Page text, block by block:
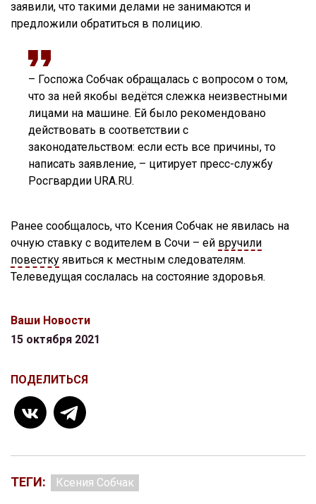
заявили, что такими делами не занимаются и
предложили обратиться в полицию.
– Госпожа Собчак обращалась с вопросом о том,
что за ней якобы ведётся слежка неизвестными
лицами на машине. Ей было рекомендовано
действовать в соответствии с
законодательством: если есть все причины, то
написать заявление, – цитирует пресс-службу
Росгвардии URA.RU.
Ранее сообщалось, что Ксения Собчак не явилась на
очную ставку с водителем в Сочи – ей вручили
повестку явиться к местным следователям.
Телеведущая сослалась на состояние здоровья.
Ваши Новости
15 октября 2021
ПОДЕЛИТЬСЯ
ТЕГИ: Ксения Собчак